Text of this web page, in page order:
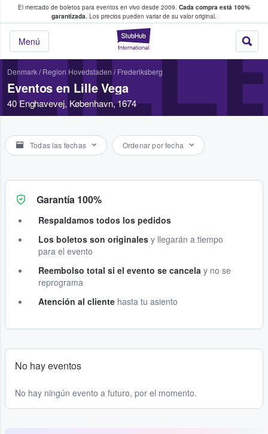
El mercado de boletos para eventos en vivo desde 2009. Cada compra está 100%
garantizada. Los precios pueden variar de su valor original.
StubHub: donde
Menú
fans compran y venden boletos
Denmark/ Region Hovedstaden / Frederiksberg
Eventos en Lille Vega
40 Enghavevej, København, 1674
Todas las fechas Ordenar por fecha
Garantía 100%
Respaldamos todos los pedidos
Los boletos son originales y llegarán a tiempo
para el evento
Reembolso total si el evento se cancela y no se
reprograma
Atención al cliente hasta tu asiento
No hay eventos
No hay ningún evento a futuro, por el momento.